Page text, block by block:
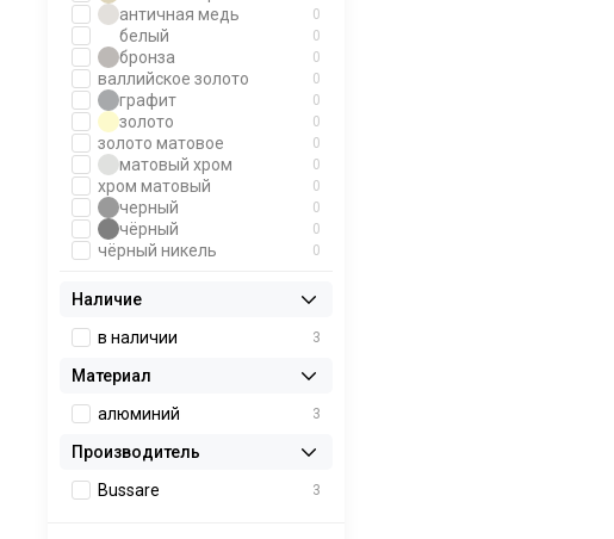
античная медь 0
белый 0
бронза 0
валлийское золото 0
графит 0
золото 0
золото матовое 0
матовый хром 0
хром матовый 0
черный 0
чёрный 0
чёрный никель 0
Наличие
в наличии
3
Материал
алюминий
3
Производитель
Bussare
3